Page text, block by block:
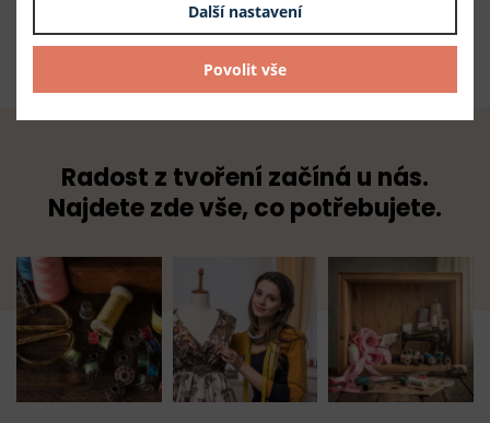
TKACZIK s.r.o.
Radost z tvoření začíná u nás.
Najdete zde vše, co potřebujete.
Další nastavení
Povolit vše